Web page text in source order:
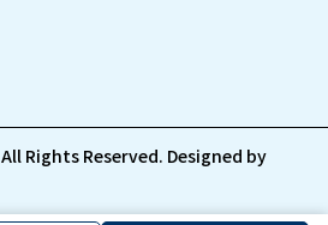
All Rights Reserved. Designed by